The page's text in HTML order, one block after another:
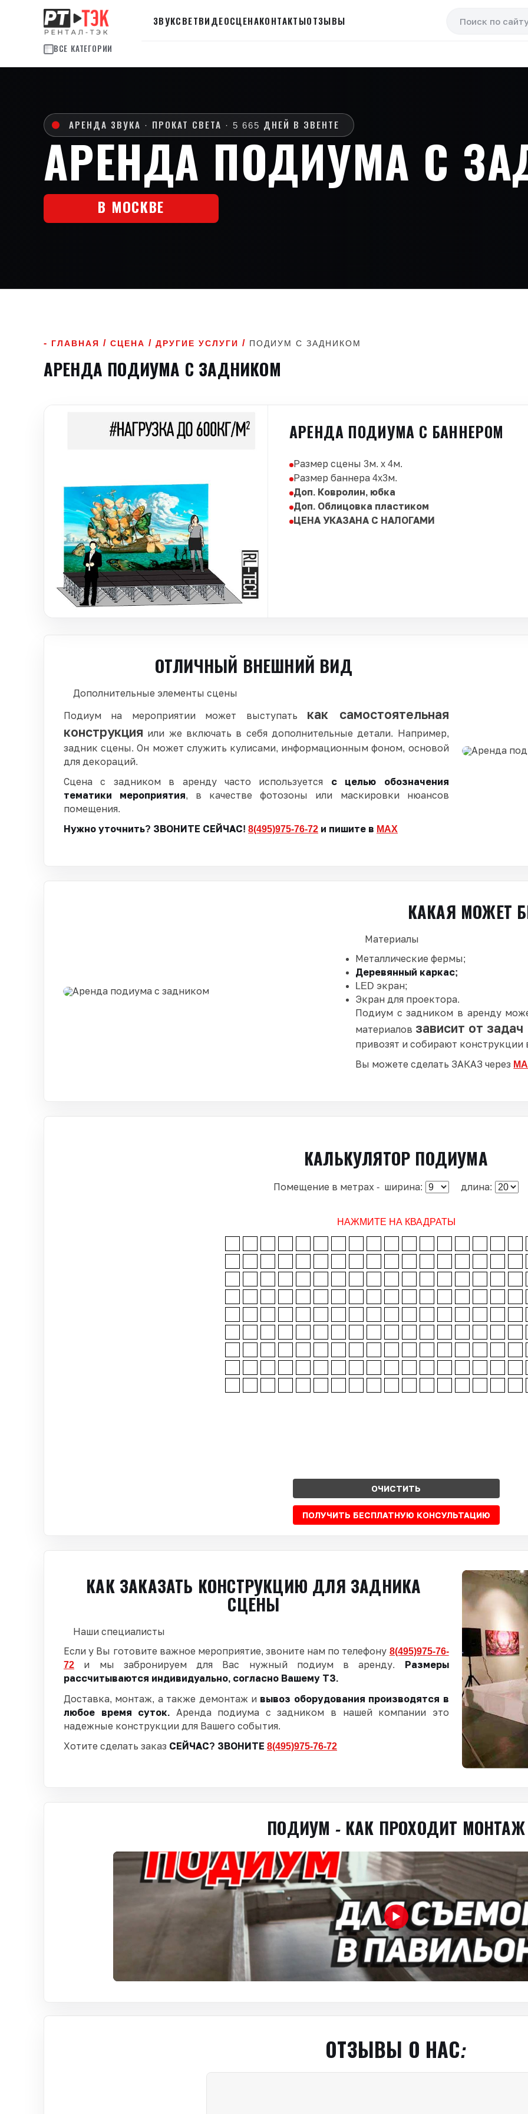
ВСЕ КАТЕГОРИИ
ЗВУКСВЕТ ВИДЕОСЦЕНА КОНТАКТЫ ОТЗЫВЫ
АРЕНДА ПОДИУМА С
В МОСКВЕ
АРЕНДА ПОДИУМА С ЗАДНИКОМ
ГЛАВНАЯ / СЦЕНА / ДРУГИЕ УСЛУГИ / ПОДИУМ С ЗАДНИКОМ
АРЕНДА ПОДИУМА С БАННЕРОМ
Размер сцены 3м. x 4м.
Размер баннера 4x3м.
Доп. Ковролин, юбка
Доп. Облицовка пластиком
ЦЕНА УКАЗАНА С НАЛОГАМИ
ОТЛИЧНЫЙ ВНЕШНИЙ ВИД
Дополнительные элементы сцены
Подиум на мероприятии может выступать как самостоятельная
конструкция или же включать в себя дополнительные детали. Например,
задник сцены. Он может служить кулисами, информационным фоном, основой
для декораций.
Сцена с задником в аренду часто используется с целью обозначения
тематики мероприятия, в качестве фотозоны или маскировки нюансов
помещения.
Нужно уточнить? ЗВОНИТЕ СЕЙЧАС! 8(495)975-76-72 и пишите в MAX
КАКАЯ МОЖЕТ
Материалы
Металлические фермы;
Деревянный каркас;
LED экран;
Экран для проектора.
Подиум с задником в аренду
материалов зависит от
привозят и собирают конструкции
Вы можете сделать ЗАКАЗ через
КАЛЬКУЛЯТОР ПОДИУМА
Помещение в метрах - ширина: длина:
НАЖМИТЕ НА КВАДРАТЫ
ОЧИСТИТЬ
ПОЛУЧИТЬ БЕСПЛАТНУЮ КОНСУЛЬТАЦИЮ
КАК ЗАКАЗАТЬ КОНСТРУКЦИЮ ДЛЯ ЗАДНИКА
СЦЕНЫ
Наши специалисты
Если у Вы готовите важное мероприятие, звоните нам по телефону 8(495)975-76-
72 и мы забронируем для Вас нужный подиум в аренду.
Размеры
рассчитываются индивидуально, согласно Вашему ТЗ.
Доставка, монтаж, а также демонтаж и вывоз оборудования производятся в
любое время суток. Аренда подиума с задником в нашей компании это
надежные конструкции для Вашего события.
Хотите сделать заказ СЕЙЧАС? ЗВОНИТЕ 8(495)975-76-72
ПОДИУМ - КАК ПРОХОДИТ МОНТАЖ
ОТЗЫВЫ О НАС: